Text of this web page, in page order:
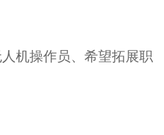
机操作员、希望拓展职